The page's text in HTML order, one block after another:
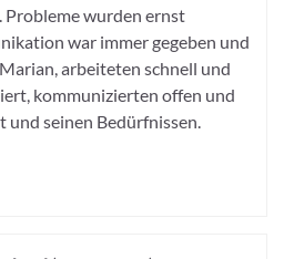
Probleme wurden ernst
war immer gegeben und
arbeiteten schnell und
kommunizierten offen und
und seinen Bedürfnissen.